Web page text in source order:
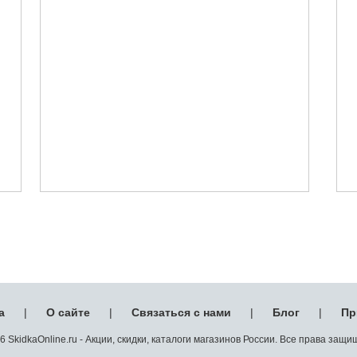
| О сайте | Связаться с нами | Блог |
SkidkaOnline.ru - Акции, скидки, каталоги магазинов России. Все права